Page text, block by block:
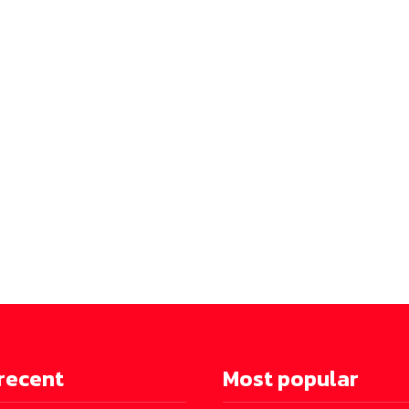
Most popular